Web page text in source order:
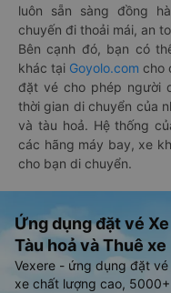
luôn sẵn sàng đồng
chuyến đi thoải mái, an
Bên cạnh đó, bạn có
khác tại Goyolo.com cho
đặt vé cho phép người
thời gian di chuyển của
và tàu hoả. Hệ thống
các hãng máy bay, xe
cho bạn di chuyển.
Ứng dụng đặt vé
Tàu hoả và Thuê xe
Vexere - ứng dụng đặt
xe chất lượng cao,